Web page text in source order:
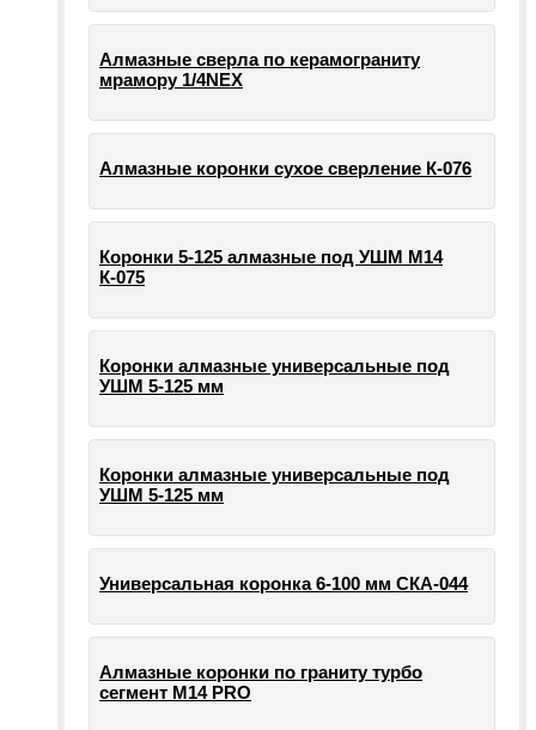
Алмазные сверла по керамограниту
мрамору 1/4NEX
Алмазные коронки сухое сверление К-076
Коронки 5-125 алмазные под УШМ М14
К-075
Коронки алмазные универсальные под
УШМ 5-125 мм
Коронки алмазные универсальные под
УШМ 5-125 мм
Универсальная коронка 6-100 мм СКА-044
Алмазные коронки по граниту турбо
сегмент М14 PRO